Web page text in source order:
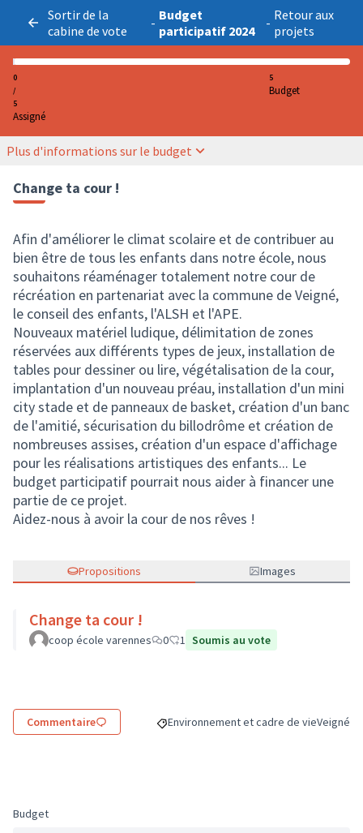
Sortir de la
cabine de vote
- Budget
participatif 2024
- Retour aux
projets
0
/
5
Assigné
5
Budget
Plus d'informations sur le budget
Change ta cour !
Afin d'améliorer le climat scolaire et de contribuer au
bien être de tous les enfants dans notre école, nous
souhaitons réaménager totalement notre cour de
récréation en partenariat avec la commune de Veigné,
le conseil des enfants, l'ALSH et l'APE.
Nouveaux matériel ludique, délimitation de zones
réservées aux différents types de jeux, installation de
tables pour dessiner ou lire, végétalisation de la cour,
implantation d'un nouveau préau, installation d'un mini
city stade et de panneaux de basket, création d'un banc
de l'amitié, sécurisation du billodrôme et création de
nombreuses assises, création d'un espace d'affichage
pour les réalisations artistiques des enfants... Le
budget participatif pourrait nous aider à financer une
partie de ce projet.
Aidez-nous à avoir la cour de nos rêves !
Propositions Images
Change ta cour !
coop école varennes 0 1 Soumis au vote
Commentaire Filtrer les résultats de la catégorie :
Environnement et cadre de vieFiltrer
Veigné
Budget